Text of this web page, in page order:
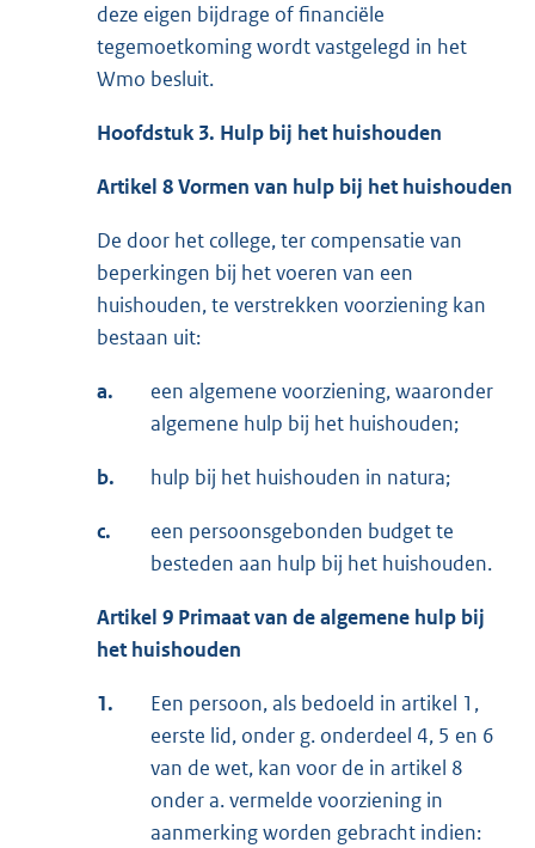
deze eigen bijdrage of financiële
tegemoetkoming wordt vastgelegd in het
Wmo besluit.
Hoofdstuk 3. Hulp bij het huishouden
Artikel 8 Vormen van hulp bij het huishouden
De door het college, ter compensatie van
beperkingen bij het voeren van een
huishouden, te verstrekken voorziening kan
bestaan uit:
a.
een algemene voorziening, waaronder
algemene hulp bij het huishouden;
b. hulp bij het huishouden in natura;
c.
een persoonsgebonden budget te
besteden aan hulp bij het huishouden.
Artikel 9 Primaat van de algemene hulp bij
het huishouden
1.
Een persoon, als bedoeld in artikel 1,
eerste lid, onder g. onderdeel 4, 5 en 6
van de wet, kan voor de in artikel 8
onder a. vermelde voorziening in
aanmerking worden gebracht indien: